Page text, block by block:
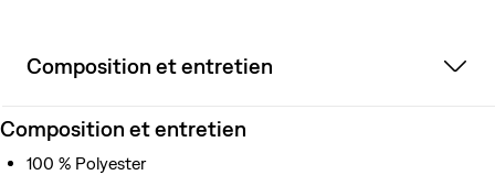
Composition et entretien
Composition et entretien
100 % Polyester